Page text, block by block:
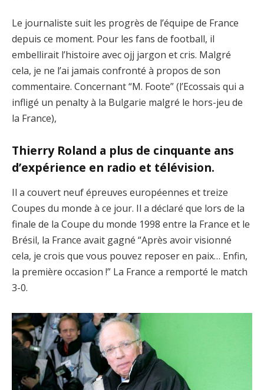
Le journaliste suit les progrès de l’équipe de France
depuis ce moment. Pour les fans de football, il
embellirait l’histoire avec ojj jargon et cris. Malgré
cela, je ne l’ai jamais confronté à propos de son
commentaire. Concernant “M. Foote” (l’Ecossais qui a
infligé un penalty à la Bulgarie malgré le hors-jeu de
la France),
Thierry Roland a plus de cinquante ans
d’expérience en radio et télévision.
Il a couvert neuf épreuves européennes et treize
Coupes du monde à ce jour. Il a déclaré que lors de la
finale de la Coupe du monde 1998 entre la France et le
Brésil, la France avait gagné “Après avoir visionné
cela, je crois que vous pouvez reposer en paix… Enfin,
la première occasion !” La France a remporté le match
3-0.